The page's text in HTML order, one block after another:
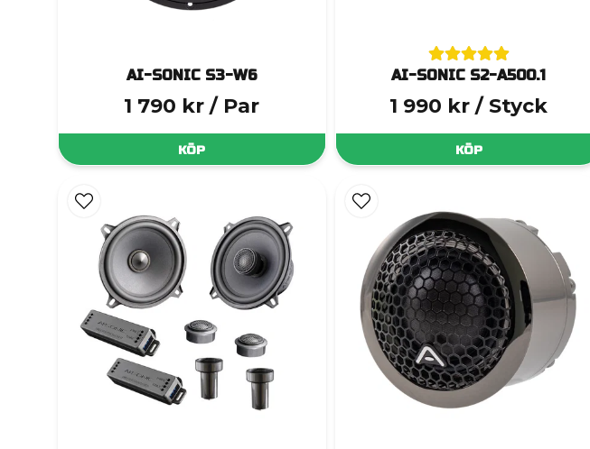
AI-SONIC S3-W6
1 790 kr / Par
KÖP
AI-SONIC S2-A500.1
1 990 kr / Styck
KÖP